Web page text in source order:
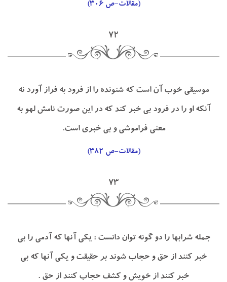
(مقالات-ص ۳۰۶)
۷۲
موسيقي خوب آن است كه شنونده را از فرود به فراز آورد نه
آنكه او را در فرود بي خبر كند كه در اين صورت نامش لهو به
معني فراموشي و بي خبري است.
(مقالات-ص ۳۸۲)
۷۳
جمله شرابها را دو گونه توان دانست : يكي آنها كه آدمي را بي
خبر كنند از حق و حجاب شوند بر حقيقت و يكي آنها كه بي
خبر كنند از خويش و كشف حجاب كنند از حق .